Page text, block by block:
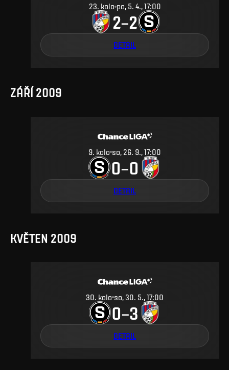
23. kolo po, 5. 4., 17:00
2–2
DETAIL
ZÁŘÍ 2009
9. kolo so, 26. 9., 17:00
0–0
DETAIL
KVĚTEN 2009
30. kolo so, 30. 5., 17:00
0–3
DETAIL